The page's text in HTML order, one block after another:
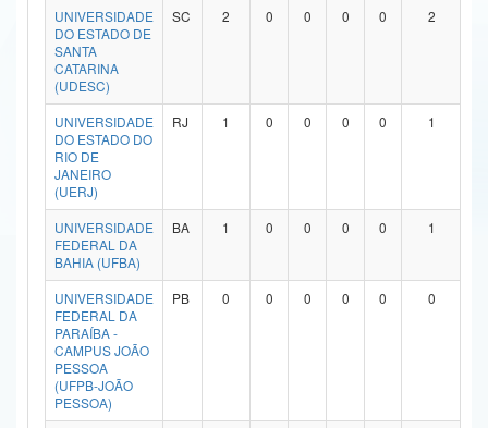
Ministério da Mulher, da Família e dos Direitos Humanos
Secretaria-Geral
Secretaria de Governo
Gabinete de Segurança Institucional
Advocacia-Geral da União
Banco Central do Brasil
UNIVERSIDADE
DO ESTADO DE
SANTA
CATARINA
(UDESC)
SC 2 0 0 0 0 2
UNIVERSIDADE
DO ESTADO DO
RIO DE
JANEIRO
(UERJ)
RJ 1 0 0 0 0 1
UNIVERSIDADE
FEDERAL DA
BAHIA (UFBA)
BA 1 0 0 0 0 1
UNIVERSIDADE
FEDERAL DA
PARAÍBA -
CAMPUS JOÃO
PESSOA
(UFPB-JOÃO
PESSOA)
PB 0 0 0 0 0 0